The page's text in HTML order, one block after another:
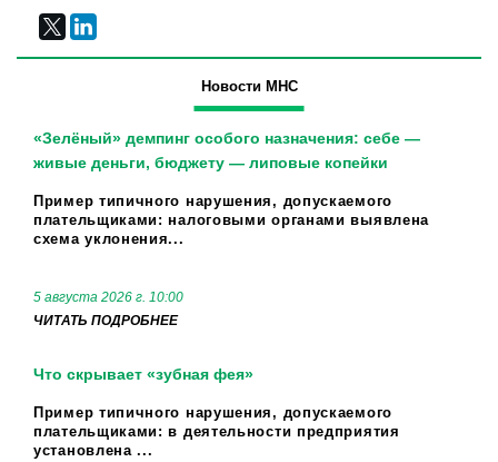
Новости МНС
«Зелёный» демпинг особого назначения: себе —
живые деньги, бюджету — липовые копейки
Пример типичного нарушения, допускаемого
плательщиками: налоговыми органами выявлена
схема уклонения...
5 августа 2026 г. 10:00
ЧИТАТЬ ПОДРОБНЕЕ
Что скрывает «зубная фея»
Пример типичного нарушения, допускаемого
плательщиками: в деятельности предприятия
установлена ...